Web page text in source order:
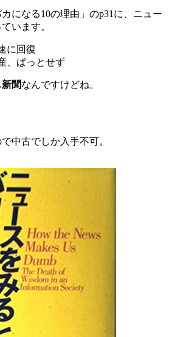
カになる10の理由」のp31に、ニュー
います。
に回復
、ぱっとせず
聞なんですけどね。
中古でしか入手不可。